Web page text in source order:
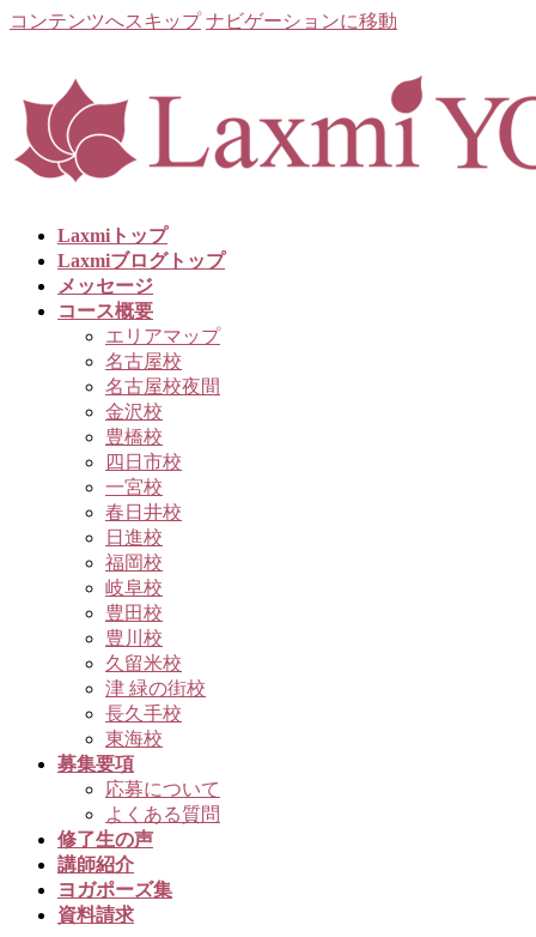
コンテンツへスキップ ナビゲーションに移動
Laxmiトップ
Laxmiブログトップ
メッセージ
コース概要
エリアマップ
名古屋校
名古屋校夜間
金沢校
豊橋校
四日市校
一宮校
春日井校
日進校
福岡校
岐阜校
豊田校
豊川校
久留米校
津 緑の街校
長久手校
東海校
募集要項
応募について
よくある質問
修了生の声
講師紹介
ヨガポーズ集
資料請求